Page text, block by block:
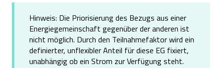
Hinweis: Die Priorisierung des Bezugs aus einer
Energiegemeinschaft gegenüber der anderen ist
nicht möglich. Durch den Teilnahmefaktor wird ein
definierter, unflexibler Anteil für diese EG fixiert,
unabhängig ob ein Strom zur Verfügung steht.